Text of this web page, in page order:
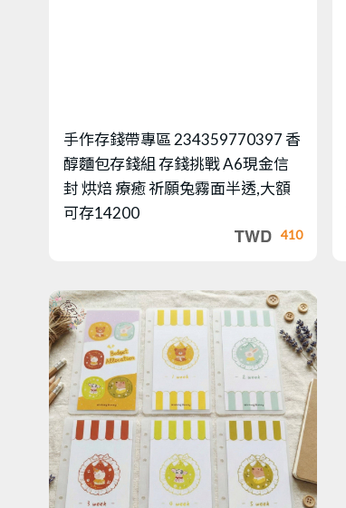
手作存錢帶專區 234359770397 香
醇麵包存錢組 存錢挑戰 A6現金信
封 烘焙 療癒 祈願兔霧面半透,大額
可存14200
410